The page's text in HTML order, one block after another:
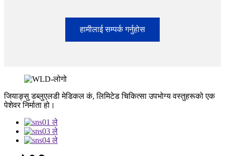
हामीलाई सम्पर्क गर्नुहोस
जियाङ्सु डब्लुएलडी मेडिकल कं, लिमिटेड चिकित्सा उपभोग्य वस्तुहरूको एक
पेशेवर निर्माता हो।